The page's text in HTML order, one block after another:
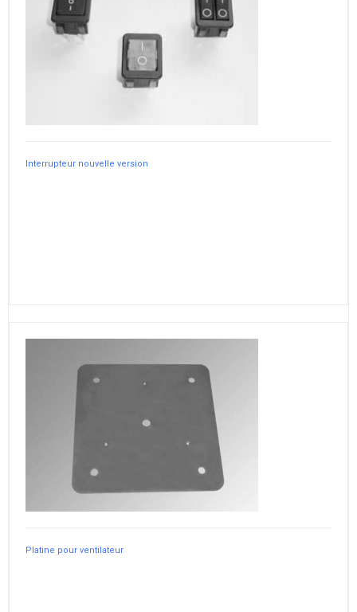
Interrupteur nouvelle version
Platine pour ventilateur